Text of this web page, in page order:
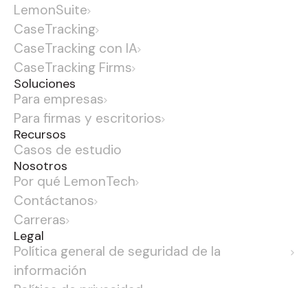
LemonSuite
CaseTracking
CaseTracking con IA
CaseTracking Firms
Soluciones
Para empresas
Para firmas y escritorios
Recursos
Casos de estudio
Nosotros
Por qué LemonTech
Contáctanos
Carreras
Legal
Política general de seguridad de la
información